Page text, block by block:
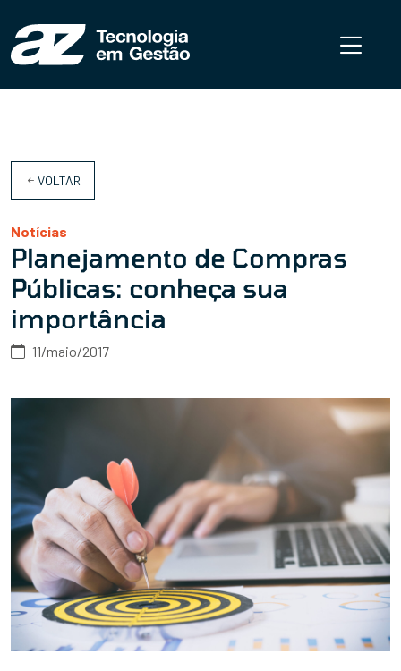
VOLTAR
Notícias
Planejamento de Compras
Públicas: conheça sua
importância
11/maio/2017